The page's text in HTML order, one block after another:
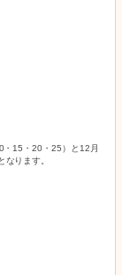
15・20・25）と12月
ります。